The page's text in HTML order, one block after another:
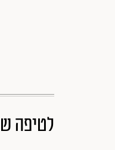
לטיפה